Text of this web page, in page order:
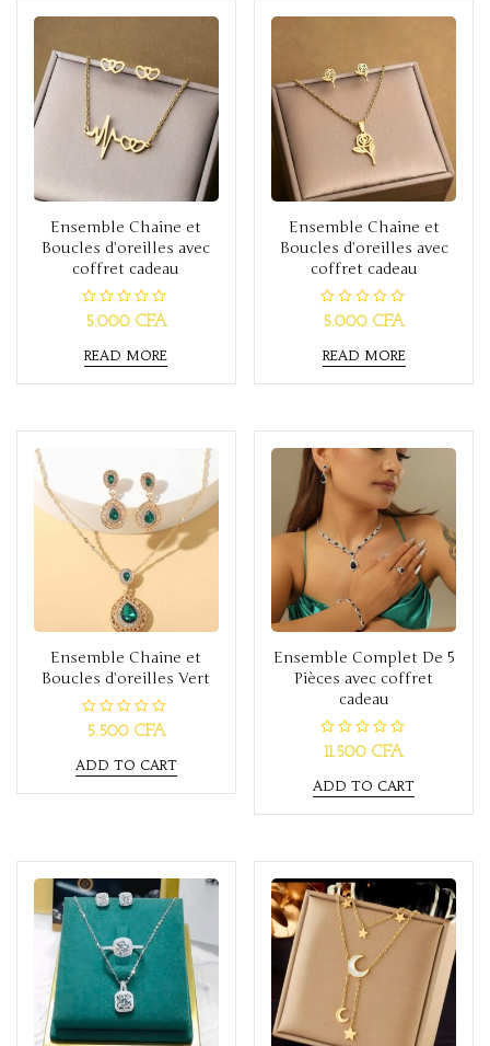
f
Ensemble Chaine et
Boucles d’oreilles avec
coffret cadeau
R
a
e
d
0
o
5.000 CFA
READ MORE
Ensemble Chaine et
Boucles d’oreilles avec
coffret cadeau
R
a
e
d
0
o
f
5
5.000CFA
READ MORE
Ensemble Chaine et
Boucles d’oreilles Vert
R
a
e
d
0
5.500 CFA
ADD TO CART
Ensemble Complet De 5
Pièces avec coffret
cadeau
R
a
e
d
0
o
f
5
11.500CFA
ADD TO CART